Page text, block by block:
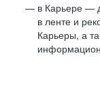
в Карьере —
в ленте и
Карьеры, а